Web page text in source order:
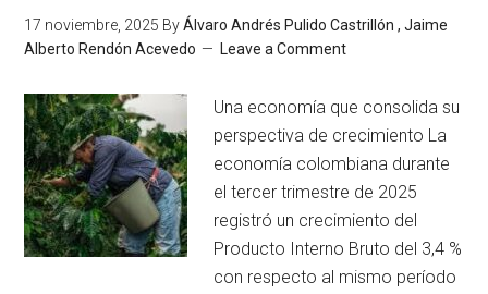
17 noviembre, 2025 ByÁlvaro Andrés Pulido Castrillón , Jaime
Alberto Rendón Acevedo
Leave a Comment
Una economía que consolida su
perspectiva de crecimiento La
economía colombiana durante
el tercer trimestre de 2025
registró un crecimiento del
Producto Interno Bruto del 3,4 %
con respecto al mismo período